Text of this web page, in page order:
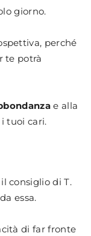
giorno.
perché
te potrà
e alla
tuoi cari.
consiglio di T.
essa.
di far fronte